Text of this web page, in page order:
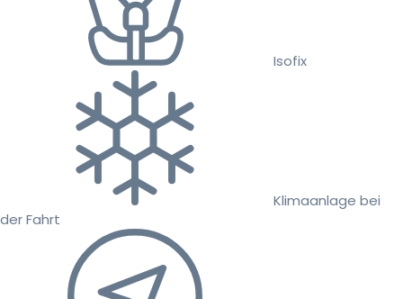
Isofix
Klimaanlage bei
der Fahrt